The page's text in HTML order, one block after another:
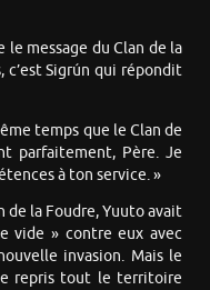
message du Clan de la
Sigrún qui répondit
temps que le Clan de
parfaitement, Père. Je
à ton service. »
de la Foudre, Yuuto avait
vide » contre eux avec
invasion. Mais le
repris tout le territoire